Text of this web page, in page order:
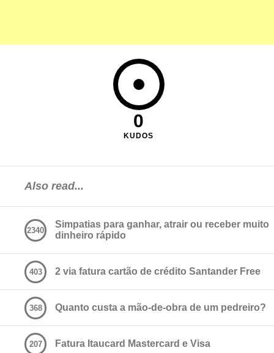
0
KUDOS
Also read...
Simpatias para ganhar, atrair ou receber muito
dinheiro rápido
2340
2 via fatura cartão de crédito Santander Free
403
Quanto custa a mão-de-obra de um pedreiro?
368
Fatura Itaucard Mastercard e Visa
207